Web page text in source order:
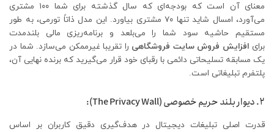
معنای آن است که بودجه‌ای که سال گذشته برای شما ۱۰۰ مشتری
می‌آورد، امسال شاید تنها ۷۰ مشتری بیاورد. این مدل ذاتاً تورمی، به طور
مستقیم حاشیه سود شما را می‌بلعد و برنامه‌ریزی مالی بلندمدت
برای افزایش فروش سایت فروشگاهی را تقریبا غیرممکن می‌سازد. شما در
یک مسابقه تسلیحاتی دائمی با رقبای خود قرار می‌گیرید که برنده نهایی آن،
پلتفرم تبلیغاتی است.
۲. دیوار بلند حریم خصوصی (The Privacy Wall):
قدرت اصلی تبلیغات دیجیتال در هدف‌گیری دقیق کاربران بر اساس